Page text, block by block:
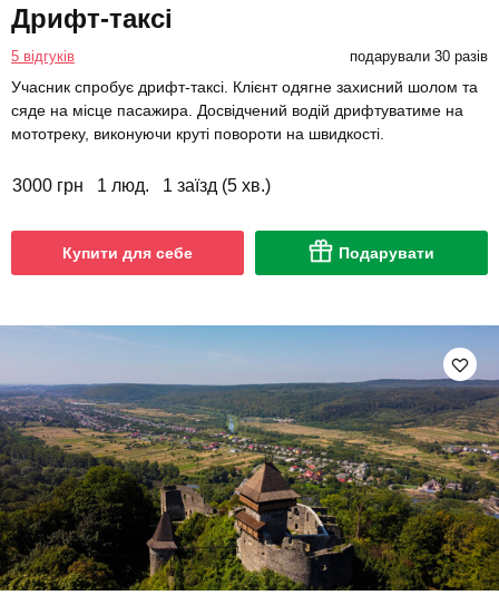
Дрифт-таксі
5 відгуків подарували 30 разів
Учасник спробує дрифт-таксі. Клієнт одягне захисний шолом та
сяде на місце пасажира. Досвідчений водій дрифтуватиме на
мототреку, виконуючи круті повороти на швидкості.
3000 грн 1 люд. 1 заїзд (5 хв.)
Купити для себе Подарувати